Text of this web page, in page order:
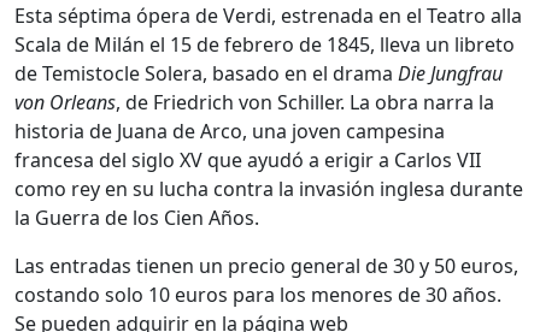
Esta séptima ópera de Verdi, estrenada en el Teatro alla
Scala de Milán el 15 de febrero de 1845, lleva un libreto
de Temistocle Solera, basado en el drama Die Jungfrau
von Orleans, de Friedrich von Schiller. La obra narra la
historia de Juana de Arco, una joven campesina
francesa del siglo XV que ayudó a erigir a Carlos VII
como rey en su lucha contra la invasión inglesa durante
la Guerra de los Cien Años.
Las entradas tienen un precio general de 30 y 50 euros,
costando solo 10 euros para los menores de 30 años.
Se pueden adquirir en la página web